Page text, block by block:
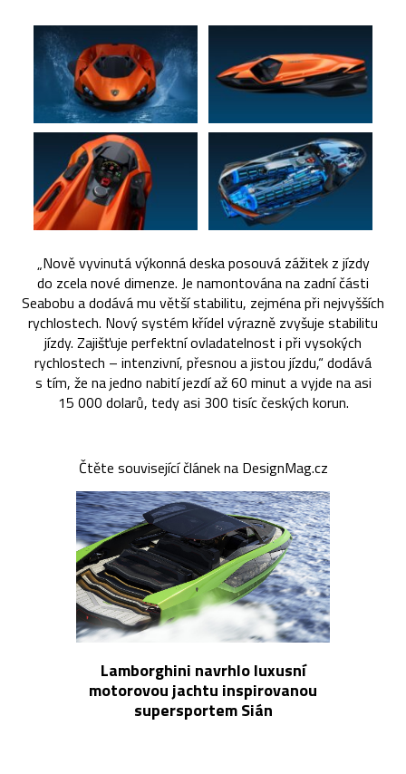
„Nově vyvinutá výkonná deska posouvá zážitek z jízdy
do zcela nové dimenze. Je namontována na zadní části
Seabobu a dodává mu větší stabilitu, zejména při nejvyšších
rychlostech. Nový systém křídel výrazně zvyšuje stabilitu
jízdy. Zajišťuje perfektní ovladatelnost i při vysokých
rychlostech – intenzivní, přesnou a jistou jízdu,“ dodává
s tím, že na jedno nabití jezdí až 60 minut a vyjde na asi
15 000 dolarů, tedy asi 300 tisíc českých korun.
Čtěte související článek na DesignMag.cz
Lamborghini navrhlo luxusní
motorovou jachtu inspirovanou
supersportem Sián